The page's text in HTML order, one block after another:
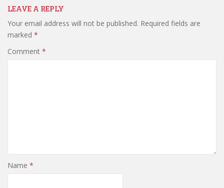
LEAVE A REPLY
Your email address will not be published. Required fields are
marked *
Comment *
Name *